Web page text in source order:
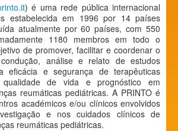
) é uma rede pública internacional
estabelecida em 1996 por 14 países
atualmente por 60 países, com 550
1180 membros em todo o
de promover, facilitar e coordenar o
condução, análise e relato de estudos
eficácia e segurança de terapêuticas
qualidade de vida e prognóstico em
reumáticas pediátricas. A PRINTO é
académicos e/ou clínicos envolvidos
e nos cuidados clínicos de
reumáticas pediátricas.